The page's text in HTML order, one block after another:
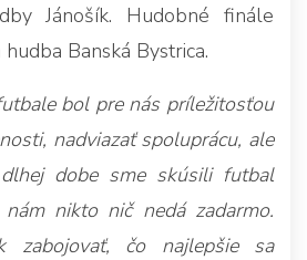
Jánošík. Hudobné finále
Banská Bystrica.
bol pre nás príležitosťou
nadviazať spoluprácu, ale
dobe sme skúsili futbal
nikto nič nedá zadarmo.
zabojovať, čo najlepšie sa